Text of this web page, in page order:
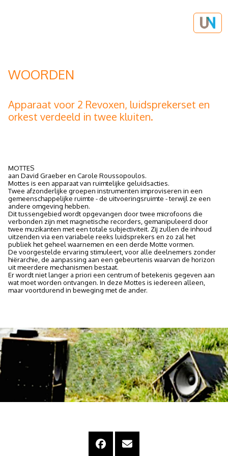
WOORDEN
Apparaat voor 2 Revoxen, luidsprekerset en
orkest verdeeld in twee kluiten.
MOTTES
aan David Graeber en Carole Roussopoulos.
Mottes is een apparaat van ruimtelijke geluidsacties.
Twee afzonderlijke groepen instrumenten improviseren in een
gemeenschappelijke ruimte - de uitvoeringsruimte - terwijl ze een
andere omgeving hebben.
Dit tussengebied wordt opgevangen door twee microfoons die
verbonden zijn met magnetische recorders, gemanipuleerd door
twee muzikanten met een totale subjectiviteit. Zij zullen de inhoud
uitzenden via een variabele reeks luidsprekers en zo zal het
publiek het geheel waarnemen en een derde Motte vormen.
De voorgestelde ervaring stimuleert, voor alle deelnemers zonder
hiërarchie, de aanpassing aan een gebeurtenis waarvan de horizon
uit meerdere mechanismen bestaat.
Er wordt niet langer a priori een centrum of betekenis gegeven aan
wat moet worden ontvangen. In deze Mottes is iedereen alleen,
maar voortdurend in beweging met de ander.